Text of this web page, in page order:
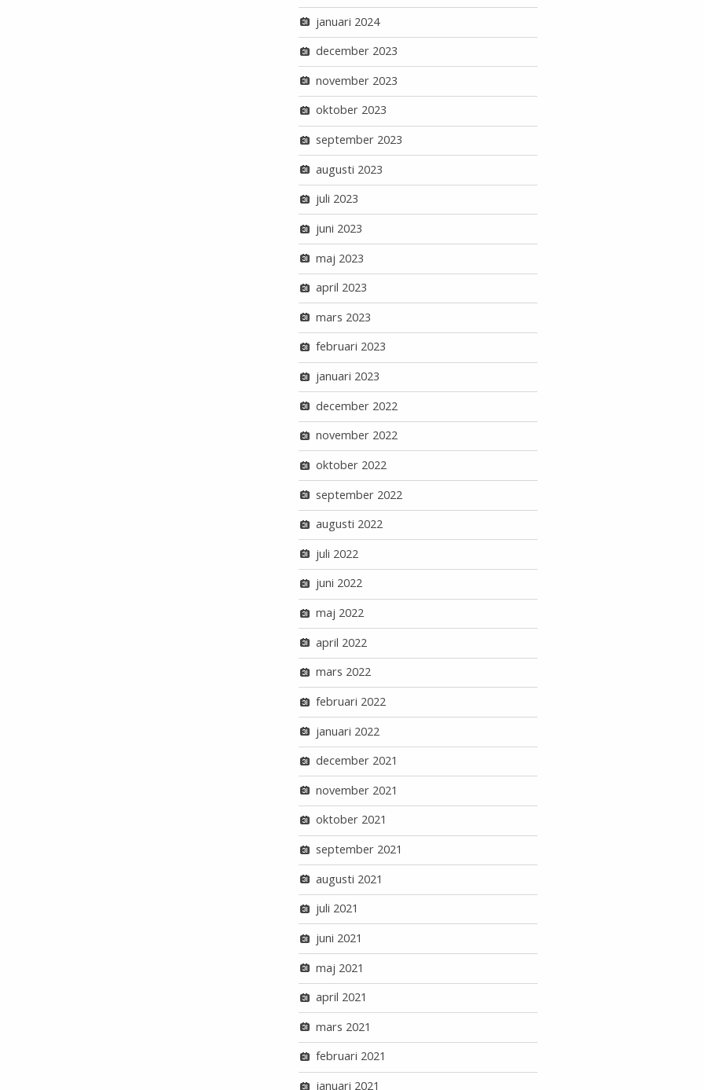
januari 2024
december 2023
november 2023
oktober 2023
september 2023
augusti 2023
juli 2023
juni 2023
maj 2023
april 2023
mars 2023
februari 2023
januari 2023
december 2022
november 2022
oktober 2022
september 2022
augusti 2022
juli 2022
juni 2022
maj 2022
april 2022
mars 2022
februari 2022
januari 2022
december 2021
november 2021
oktober 2021
september 2021
augusti 2021
juli 2021
juni 2021
maj 2021
april 2021
mars 2021
februari 2021
januari 2021